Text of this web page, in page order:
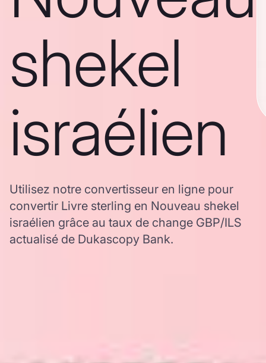
shekel
israélien
Utilisez notre convertisseur en ligne pour
convertir Livre sterling en Nouveau shekel
israélien grâce au taux de change GBP/ILS
actualisé de Dukascopy Bank.